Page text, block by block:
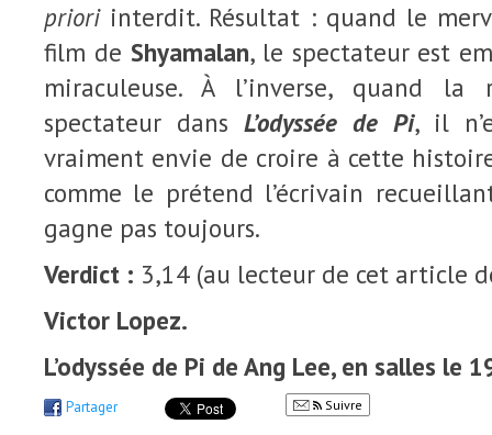
prioriinterdit. Résultat : quand le
film de Shyamalan, le spectateur est
miraculeuse. À l’inverse, quand
spectateur dans L’odyssée de Pi, il
vraiment envie de croire à cette
comme le prétend l’écrivain
gagne pas toujours.
Verdict : 3,14 (au lecteur de cet article
Victor Lopez.
L’odyssée de Pi de Ang Lee, en salles le
Partager Suivre